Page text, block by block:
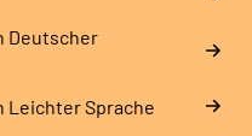
Deutscher
Leichter Sprache